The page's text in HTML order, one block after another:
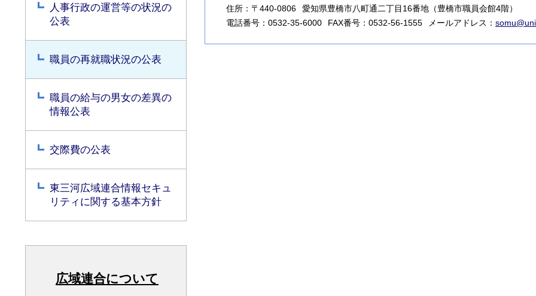
人事行政の運営等の状況の
公表
職員の再就職状況の公表
職員の給与の男女の差異の
情報公表
交際費の公表
東三河広域連合情報セキュ
リティに関する基本方針
広域連合について
住所：〒440-0806
愛知県豊橋市八町通二丁目16番地（豊橋市職員会館4階）
電話番号：0532-35-6000
FAX番号：0532-56-1555 メールアドレス：